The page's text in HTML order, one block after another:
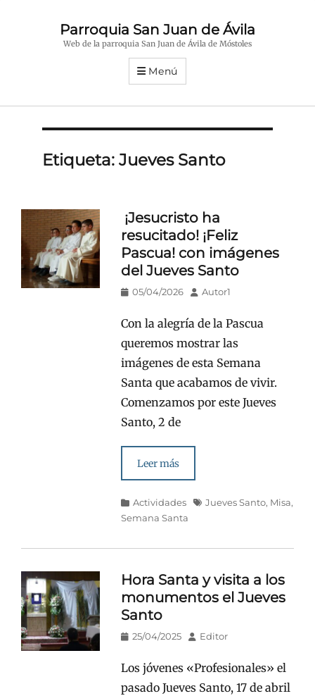
Parroquia San Juan de Ávila
Web de la parroquia San Juan de Ávila de Móstoles
Menú
Etiqueta: Jueves Santo
¡Jesucristo ha
resucitado! ¡Feliz
Pascua! con imágenes
del Jueves Santo
Publicado
05/04/2026 Autor
Autor1
Con la alegría de la Pascua
queremos mostrar las
imágenes de esta Semana
Santa que acabamos de vivir.
Comenzamos por este Jueves
Santo, 2 de
Leer más
Categorías
Actividades Etiquetas
Jueves Santo, Misa,
Semana Santa
Hora Santa y visita a los
monumentos el Jueves
Santo
Publicado
25/04/2025 AutorEditor
Los jóvenes «Profesionales» el
pasado Jueves Santo, 17 de abril